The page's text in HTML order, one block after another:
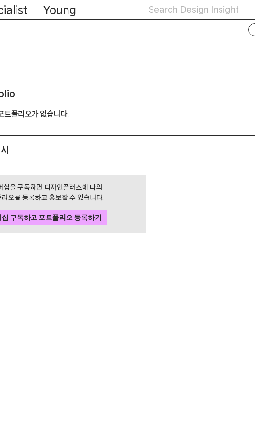
Young
트폴리오가 없습니다.
십을 구독하면 디자인플러스에 나의
리오를 등록하고 홍보할 수 있습니다.
십 구독하고 포트폴리오 등록하기